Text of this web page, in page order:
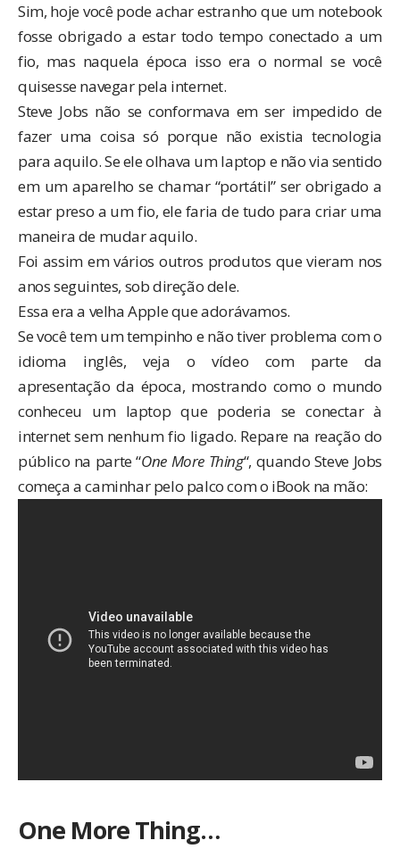
Sim, hoje você pode achar estranho que um notebook
fosse obrigado a estar todo tempo conectado a um
fio, mas naquela época isso era o normal se você
quisesse navegar pela internet.
Steve Jobs não se conformava em ser impedido de
fazer uma coisa só porque não existia tecnologia
para aquilo. Se ele olhava um laptop e não via sentido
em um aparelho se chamar “portátil” ser obrigado a
estar preso a um fio, ele faria de tudo para criar uma
maneira de mudar aquilo.
Foi assim em vários outros produtos que vieram nos
anos seguintes, sob direção dele.
Essa era a velha Apple que adorávamos.
Se você tem um tempinho e não tiver problema com o
idioma inglês, veja o vídeo com parte da
apresentação da época, mostrando como o mundo
conheceu um laptop que poderia se conectar à
internet sem nenhum fio ligado. Repare na reação do
público na parte “One More Thing“, quando Steve Jobs
começa a caminhar pelo palco com o iBook na mão:
One More Thing…